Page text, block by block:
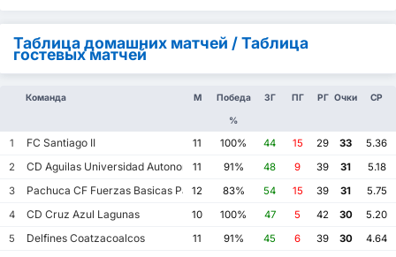
Таблица домашних матчей / Таблица
гостевых матчей
Команда М Победа
%
ЗГ ПГ РГ Очки СР
1 FC Santiago II 11 100% 44 15 29 33
5.36
2
CD Aguilas Universidad Autonoma de Guerrero
11 91% 48 9 39 31
5.18
3
Pachuca CF Fuerzas Basicas Pachuca CF III
12 83% 54 15 39 31
5.75
4
CD Cruz Azul Lagunas 10 100% 47 5 42 30
5.20
5
Delfines Coatzacoalcos 11 91% 45 6 39 30
4.64